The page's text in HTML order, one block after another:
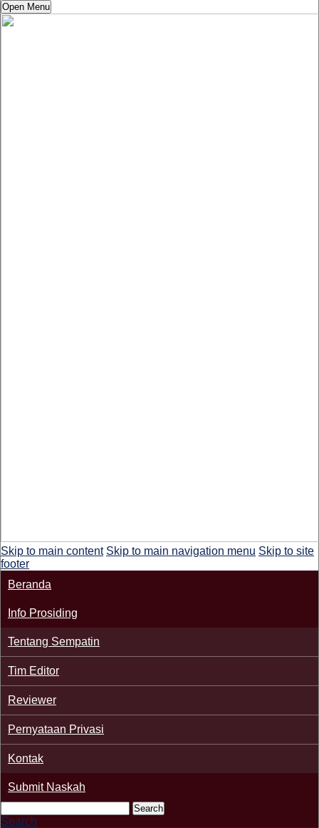
Open Menu
Skip to main content Skip to main navigation menu Skip to site
footer
Beranda
Info Prosiding
Tentang Sempatin
Tim Editor
Reviewer
Pernyataan Privasi
Kontak
Submit Naskah
Search
Search